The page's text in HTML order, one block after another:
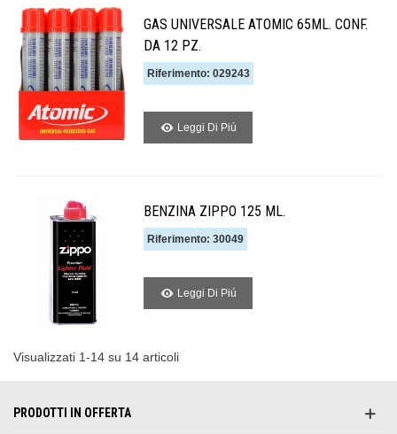
GAS UNIVERSALE ATOMIC 65ML. CONF.
DA 12 PZ.
Riferimento: 029243
Leggi Di Piú
BENZINA ZIPPO 125 ML.
Riferimento: 30049
Leggi Di Piú
Visualizzati 1-14 su 14 articoli
PRODOTTI IN OFFERTA